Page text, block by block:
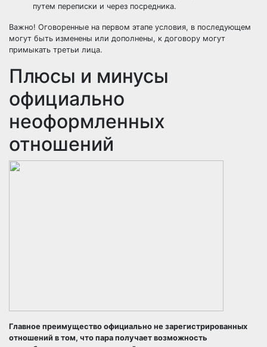
путем переписки и через посредника.
Важно! Оговоренные на первом этапе условия, в последующем
могут быть изменены или дополнены, к договору могут
примыкать третьи лица.
Плюсы и минусы
официально
неоформленных
отношений
Главное преимущество официально не зарегистрированных
отношений в том, что пара получает возможность